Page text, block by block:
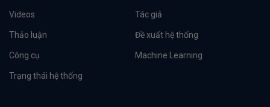
Videos Tác giả
Thảo luận Đề xuất hệ thống
Công cụ Machine Learning
Trạng thái hệ thống